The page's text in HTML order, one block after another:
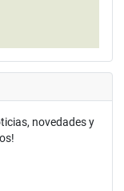
novedades y